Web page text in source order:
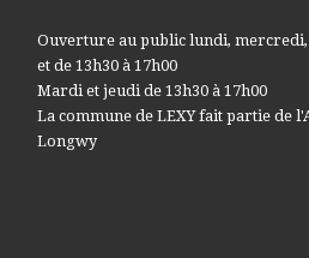
Ouverture au public lundi, mercredi,
et de 13h30 à 17h00
Mardi et jeudi de 13h30 à 17h00
La commune de LEXY fait partie de
Longwy